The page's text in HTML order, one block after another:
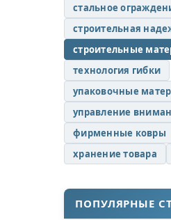
стальное
строительная
строительные
технология гибки
упаковочные
управление
фирменные ковры
хранение товара
ПОПУЛЯРНЫЕ